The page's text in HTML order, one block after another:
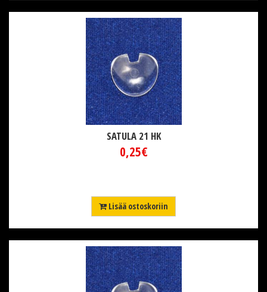
SATULA 21 HK
0,25€
Lisää ostoskoriin